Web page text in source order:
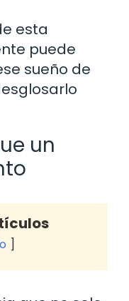
esta
puede
sueño de
un